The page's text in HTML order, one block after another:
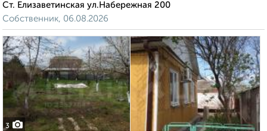
Ст. Елизаветинская ул.Набережная 200
Собственник, 06.08.2026
3